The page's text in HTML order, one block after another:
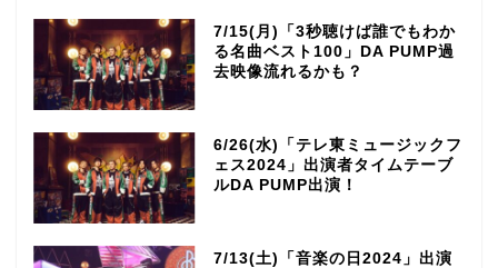
7/15(月)「3秒聴けば誰でもわか
る名曲ベスト100」DA PUMP過
去映像流れるかも？
6/26(水)「テレ東ミュージックフ
ェス2024」出演者タイムテーブ
ルDA PUMP出演！
7/13(土)「音楽の日2024」出演